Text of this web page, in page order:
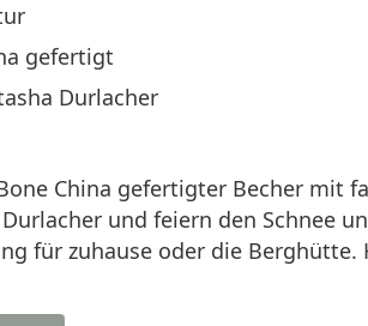
gefertigt
Durlacher
China gefertigter Becher
und feiern den Schnee
für zuhause oder die